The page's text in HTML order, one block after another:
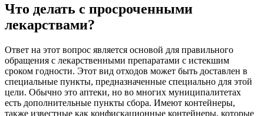
Что делать с просроченными
лекарствами?
Ответ на этот вопрос является основой для правильного
обращения с лекарственными препаратами с истекшим
сроком годности. Этот вид отходов может быть доставлен в
специальные пункты, предназначенные специально для этой
цели. Обычно это аптеки, но во многих муниципалитетах
есть дополнительные пункты сбора. Имеют контейнеры,
также известные как конфискационные контейнеры, которые